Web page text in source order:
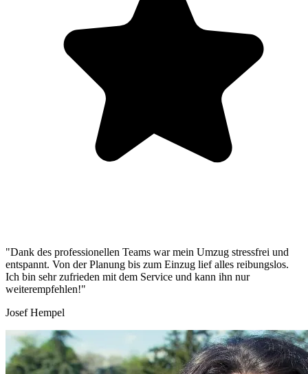
"Dank des professionellen Teams war mein Umzug stressfrei und
entspannt. Von der Planung bis zum Einzug lief alles reibungslos.
Ich bin sehr zufrieden mit dem Service und kann ihn nur
weiterempfehlen!"
Josef Hempel